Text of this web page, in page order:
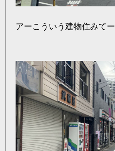
アーこういう建物住みてー